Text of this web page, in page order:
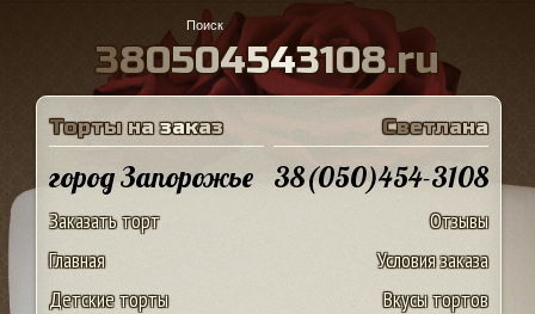
380504543108.ru
Торты на заказ
город Запорожье
Заказать торт
Главная
Детские торты
Светлана
38(050)454-3108
Отзывы
Условия заказа
Вкусы тортов